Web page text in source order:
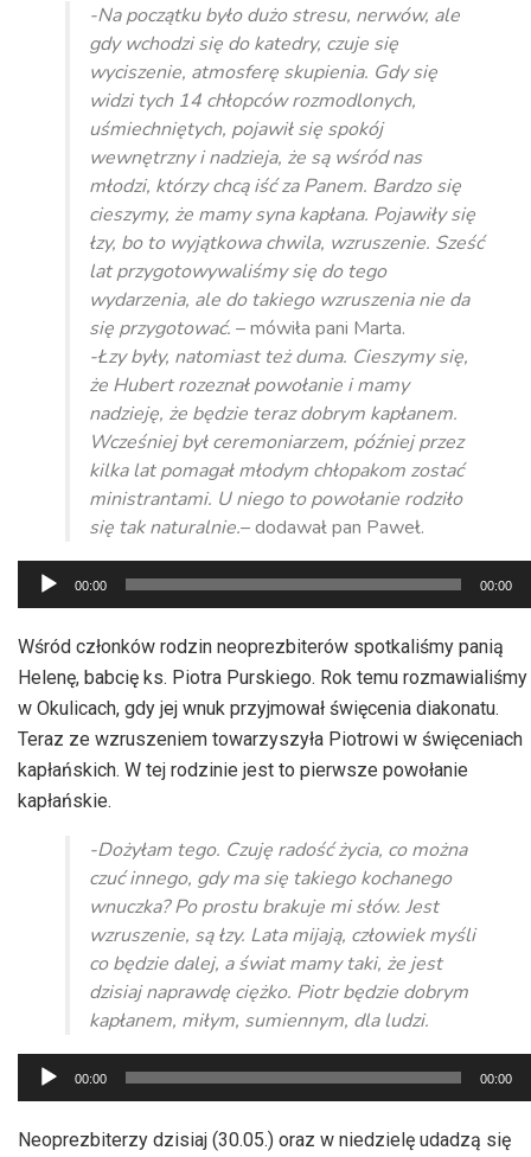
-Na początku było dużo stresu, nerwów, ale
gdy wchodzi się do katedry, czuje się
wyciszenie, atmosferę skupienia. Gdy się
widzi tych 14 chłopców rozmodlonych,
uśmiechniętych, pojawił się spokój
wewnętrzny i nadzieja, że są wśród nas
młodzi, którzy chcą iść za Panem. Bardzo się
cieszymy, że mamy syna kapłana. Pojawiły się
łzy, bo to wyjątkowa chwila, wzruszenie. Sześć
lat przygotowywaliśmy się do tego
wydarzenia, ale do takiego wzruszenia nie da
się przygotować. – mówiła pani Marta.
-Łzy były, natomiast też duma. Cieszymy się,
że Hubert rozeznał powołanie i mamy
nadzieję, że będzie teraz dobrym kapłanem.
Wcześniej był ceremoniarzem, później przez
kilka lat pomagał młodym chłopakom zostać
ministrantami. U niego to powołanie rodziło
się tak naturalnie.– dodawał pan Paweł.
Odtwarzacz
plików
dźwiękowych
00:00 00:00
Wśród członków rodzin neoprezbiterów spotkaliśmy panią
Helenę, babcię ks. Piotra Purskiego. Rok temu rozmawialiśmy
w Okulicach, gdy jej wnuk przyjmował święcenia diakonatu.
Teraz ze wzruszeniem towarzyszyła Piotrowi w święceniach
kapłańskich. W tej rodzinie jest to pierwsze powołanie
kapłańskie.
-Dożyłam tego. Czuję radość życia, co można
czuć innego, gdy ma się takiego kochanego
wnuczka? Po prostu brakuje mi słów. Jest
wzruszenie, są łzy. Lata mijają, człowiek myśli
co będzie dalej, a świat mamy taki, że jest
dzisiaj naprawdę ciężko. Piotr będzie dobrym
kapłanem, miłym, sumiennym, dla ludzi.
Odtwarzacz
plików
dźwiękowych
00:00 00:00
Neoprezbiterzy dzisiaj (30.05.) oraz w niedzielę udadzą się